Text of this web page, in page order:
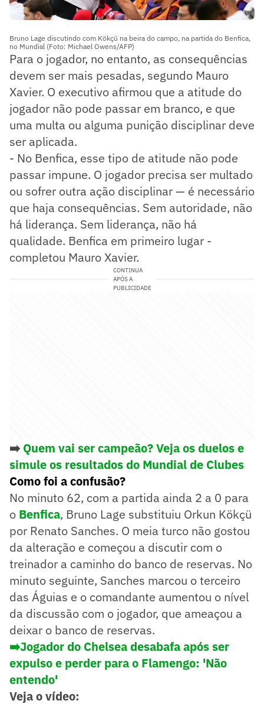
Bruno Lage discutindo com Kökçü na beira do campo, na partida do Benfica,
no Mundial (Foto: Michael Owens/AFP)
Para o jogador, no entanto, as consequências
devem ser mais pesadas, segundo Mauro
Xavier. O executivo afirmou que a atitude do
jogador não pode passar em branco, e que
uma multa ou alguma punição disciplinar deve
ser aplicada.
- No Benfica, esse tipo de atitude não pode
passar impune. O jogador precisa ser multado
ou sofrer outra ação disciplinar — é necessário
que haja consequências. Sem autoridade, não
há liderança. Sem liderança, não há
qualidade. Benfica em primeiro lugar -
completou Mauro Xavier.
CONTINUA
APÓS A
PUBLICIDADE
➡️ Quem vai ser campeão? Veja os duelos e
simule os resultados do Mundial de Clubes
Como foi a confusão?
No minuto 62, com a partida ainda 2 a 0 para
o Benfica, Bruno Lage substituiu Orkun Kökçü
por Renato Sanches. O meia turco não gostou
da alteração e começou a discutir com o
treinador a caminho do banco de reservas. No
minuto seguinte, Sanches marcou o terceiro
das Águias e o comandante aumentou o nível
da discussão com o jogador, que ameaçou a
deixar o banco de reservas.
➡️Jogador do Chelsea desabafa após ser
expulso e perder para o Flamengo: 'Não
entendo'
Veja o vídeo: